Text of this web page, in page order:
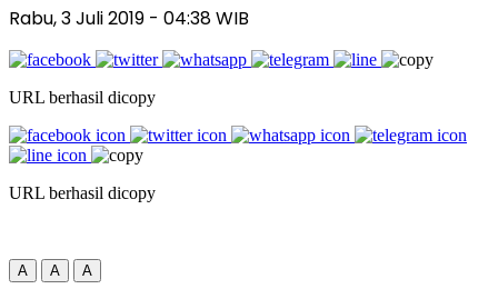
Rabu, 3 Juli 2019 - 04:38 WIB
URL berhasil dicopy
URL berhasil dicopy
A A A